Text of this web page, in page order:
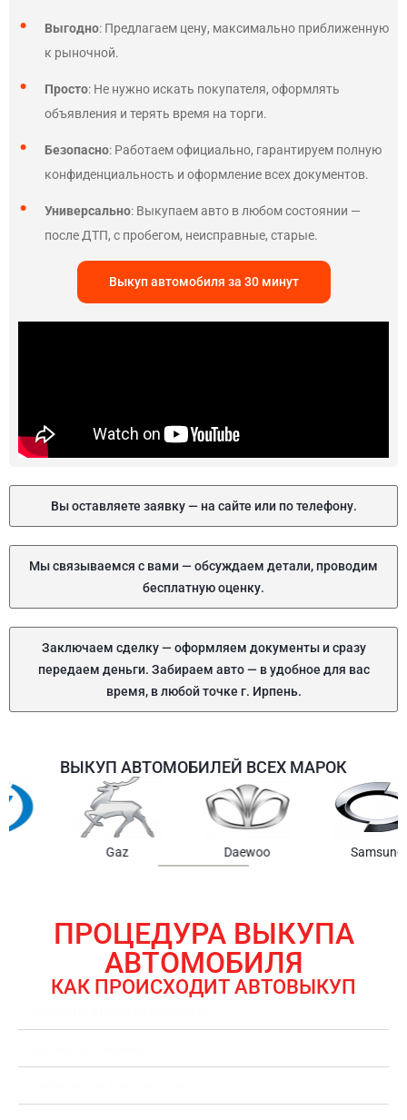
Выгодно: Предлагаем цену, максимально приближенную
к рыночной.
Просто: Не нужно искать покупателя, оформлять
объявления и терять время на торги.
Безопасно: Работаем официально, гарантируем полную
конфиденциальность и оформление всех документов.
Универсально: Выкупаем авто в любом состоянии —
после ДТП, с пробегом, неисправные, старые.
Выкуп автомобиля за 30 минут
Вы оставляете заявку — на сайте или по телефону.
Мы связываемся с вами — обсуждаем детали, проводим
бесплатную оценку.
Заключаем сделку — оформляем документы и сразу
передаем деньги. Забираем авто — в удобное для вас
время, в любой точке г. Ирпень.
ВЫКУП АВТОМОБИЛЕЙ ВСЕХ МАРОК
Chrysler
ПРОЦЕДУРА ВЫКУПА
АВТОМОБИЛЯ
КАК ПРОИСХОДИТ АВТОВЫКУП